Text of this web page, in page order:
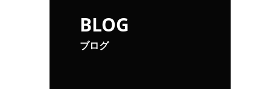
BLOG
ブログ